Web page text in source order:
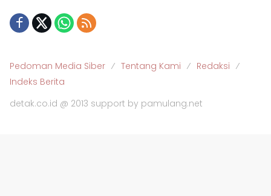
Pedoman Media Siber Tentang Kami
Redaksi
Indeks Berita
detak.co.id @ 2013 support by pamulang.net